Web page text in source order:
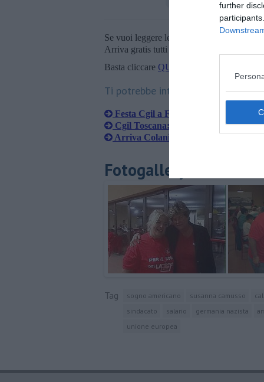
further
Se vuoi leggere le notizie principali della
Arriva gratis tutti i giorni alle 20:00
Basta cliccare QUI
Ti potrebbe interessare anche:
Festa Cgil a Fornacette, Camusso
Cgil Toscana: "Altri 5mila precari
Arriva Colaninno, in duecento
Fotogallery
Tag sogno americano susanna camusso
sindacato
salario germania nazista
unione europea